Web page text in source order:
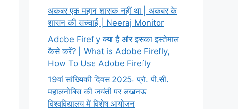
अकबर एक महान शासक नहीं था | अकबर के
शासन की सच्चाई | Neeraj Monitor
Adobe Firefly क्या है और इसका इस्तेमाल
कैसे करें? | What is Adobe Firefly,
How To Use Adobe Firefly
19वां सांख्यिकी दिवस 2025: प्रो. पी.सी.
महालनोबिस की जयंती पर लखनऊ
विश्वविद्यालय में विशेष आयोजन